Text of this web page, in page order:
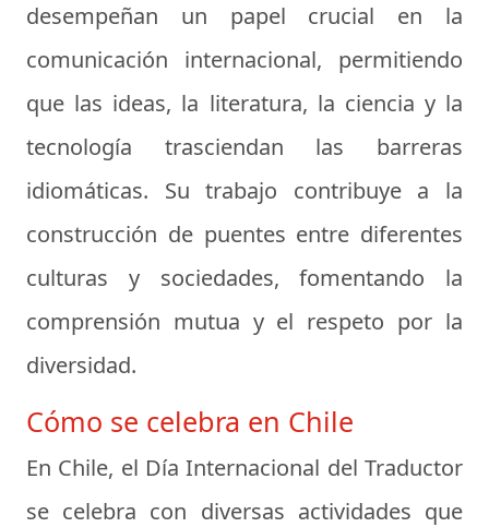
desempeñan un papel crucial en la
comunicación internacional, permitiendo
que las ideas, la literatura, la ciencia y la
tecnología trasciendan las barreras
idiomáticas. Su trabajo contribuye a la
construcción de puentes entre diferentes
culturas y sociedades, fomentando la
comprensión mutua y el respeto por la
diversidad.
Cómo se celebra en Chile
En Chile, el Día Internacional del Traductor
se celebra con diversas actividades que